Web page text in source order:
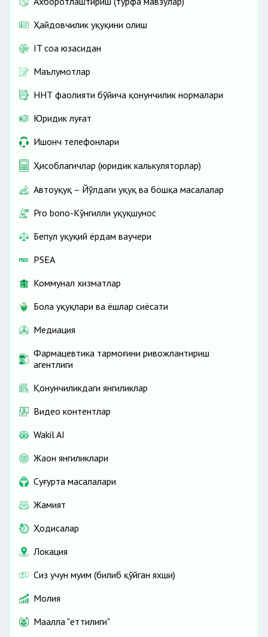
Ҳайдовчилик ҳуқуқини олиш
IT соҳа юзасидан
Маълумотлар
ННТ фаолияти бўйича қонунчилик нормалари
Юридик луғат
Ишонч телефонлари
Ҳисоблагичлар (юридик калькуляторлар)
Автоҳуқуқ – Йўлдаги ҳуқуқ ва бошқа масалалар
Pro bono-Кўнгилли ҳуқуқшунос
Бепул ҳуқуқий ёрдам ваучери
PSEA
Коммунал хизматлар
Бола ҳуқуқлари ва ёшлар сиёсати
Медиация
Фармацевтика тармоғини ривожлантириш
агентлиги
Қонунчиликдаги янгиликлар
Видео контентлар
Wakil AI
Жаҳон янгиликлари
Cуғурта масалалари
Жамият
Ҳодисалар
Локация
Сиз учун муҳим (билиб қўйган яхши)
Молия
Маҳалла "еттилиги"